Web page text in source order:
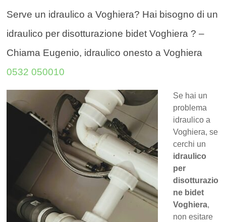
Serve un idraulico a Voghiera? Hai bisogno di un
idraulico per disotturazione bidet Voghiera ? –
Chiama Eugenio, idraulico onesto a Voghiera
0532 050010
Se hai un
problema
idraulico a
Voghiera, se
cerchi un
idraulico
per
disotturazio
ne bidet
Voghiera,
non esitare